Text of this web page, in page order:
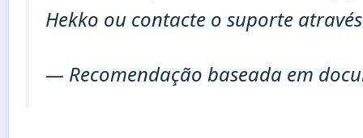
Hekko ou contacte o suporte
— Recomendação baseada em